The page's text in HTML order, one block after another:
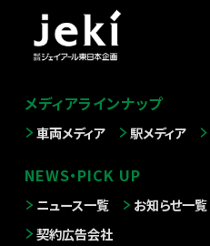
メディアラインナップ
車両メディア 駅メディア
NEWS・PICK UP
ニュース一覧 お知らせ一覧
契約広告会社